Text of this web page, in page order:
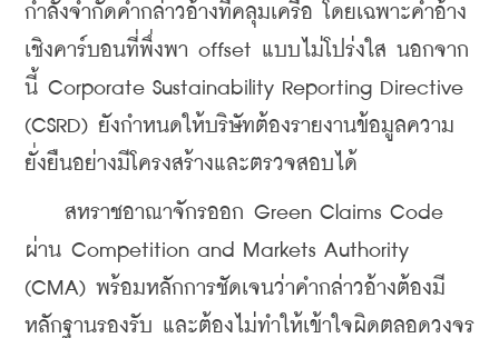
กำลังจำกัดคำกล่าวอ้างที่คลุมเครือ โดยเฉพาะคำอ้าง
เชิงคาร์บอนที่พึ่งพา offset แบบไม่โปร่งใส นอกจาก
นี้ Corporate Sustainability Reporting Directive
(CSRD) ยังกำหนดให้บริษัทต้องรายงานข้อมูลความ
ยั่งยืนอย่างมีโครงสร้างและตรวจสอบได้
สหราชอาณาจักรออก Green Claims Code
ผ่าน Competition and Markets Authority
(CMA) พร้อมหลักการชัดเจนว่าคำกล่าวอ้างต้องมี
หลักฐานรองรับ และต้องไม่ทำให้เข้าใจผิดตลอดวงจร